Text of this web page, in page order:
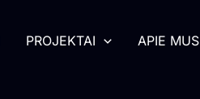
PROJEKTAI APIE MUS